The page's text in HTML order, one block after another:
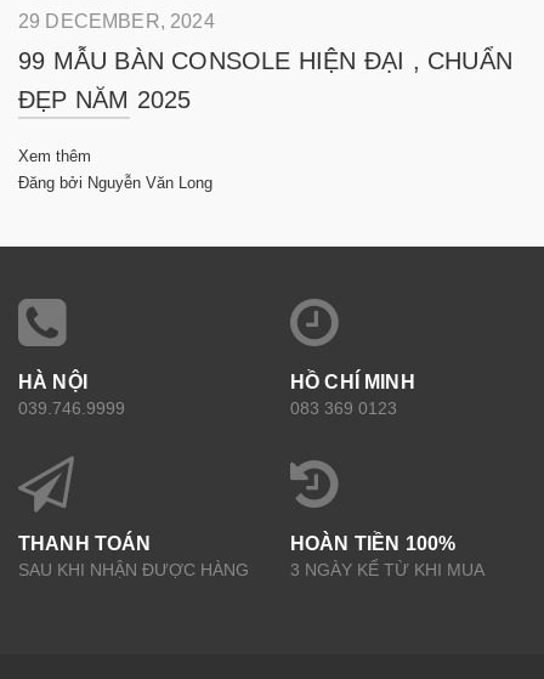
29 DECEMBER, 2024
99 MẪU BÀN CONSOLE HIỆN ĐẠI , CHUẨN
ĐẸP NĂM 2025
Xem thêm
Đăng bởi Nguyễn Văn Long
HÀ NỘI
039.746.9999
HỒ CHÍ MINH
083 369 0123
THANH TOÁN
SAU KHI NHẬN ĐƯỢC HÀNG
HOÀN TIỀN 100%
3 NGÀY KỂ TỪ KHI MUA